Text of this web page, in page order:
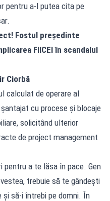
pentru a-l putea cita pe
Fostul președinte
FIICEI în scandalul
Ciorbă
calculat de operare al
cu procese și blocaje
solicitând ulterior
de project management
a te lăsa în pace. Gen
trebuie să te gândești
să-i întrebi pe domni. În